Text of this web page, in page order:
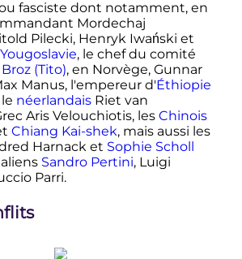
fasciste dont notamment, en
Mordechaj
Pilecki, Henryk Iwański et
Yougoslavie, le chef du comité
(Tito), en Norvège, Gunnar
Manus, l'empereur d'Éthiopie
le néerlandaisRiet van
Aris Velouchiotis, les Chinois
Chiang Kai-shek, mais aussi les
Harnack et Sophie Scholl
Sandro Pertini, Luigi
Parri.